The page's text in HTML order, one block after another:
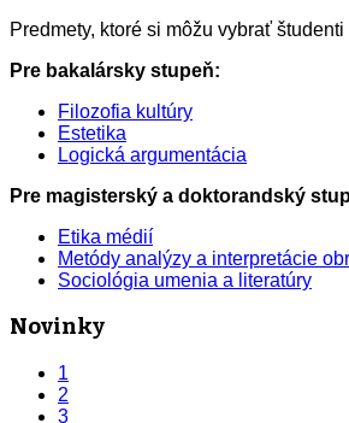
Predmety, ktoré si môžu vybrať
Pre bakalársky stupeň:
Filozofia kultúry
Estetika
Logická argumentácia
Pre magisterský a doktorandský
Etika médií
Metódy analýzy a interpretácie
Sociológia umenia a literatúry
Novinky
1
2
3